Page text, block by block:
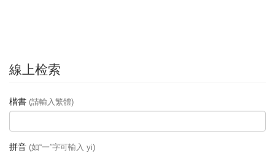
線上检索
楷書 (請輸入繁體)
拼音 (如“一”字可輸入 yi)